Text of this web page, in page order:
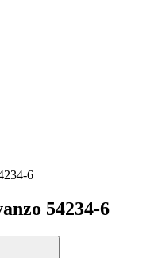
6
54234-6